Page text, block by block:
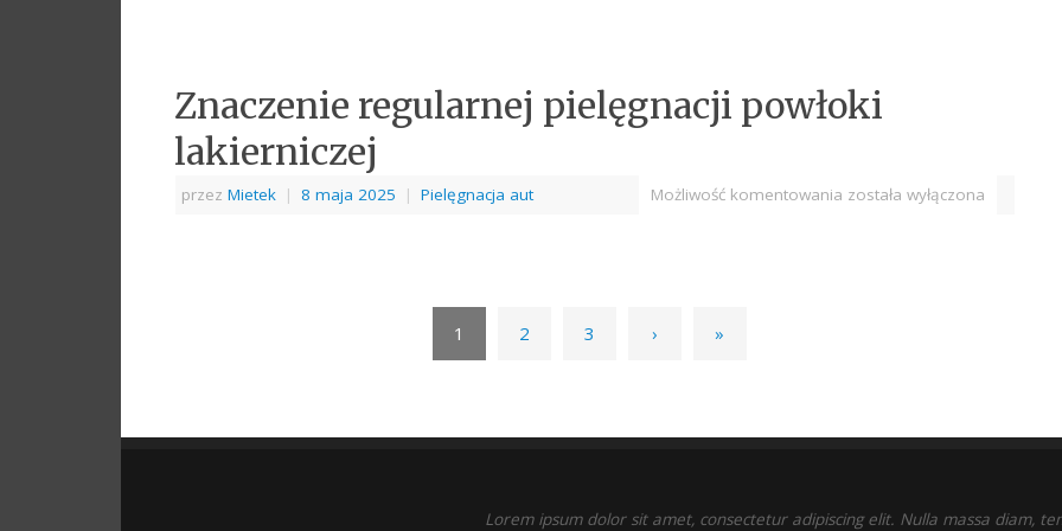
Znaczenie regularnej pielęgnacji powłoki
lakierniczej
przez Mietek | 8 maja 2025 | Pielęgnacja aut Możliwość komentowania została wyłączona
1 2 3 › »
Lorem ipsum dolor sit amet, consectetur adipiscing elit. Nulla massa diam,